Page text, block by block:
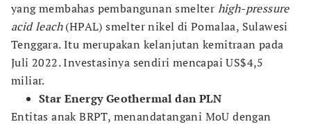
yang membahas pembangunan smelter high-pressure
acid leach(HPAL) smelter nikel di Pomalaa, Sulawesi
Tenggara. Itu merupakan kelanjutan kemitraan pada
Juli 2022. Investasinya sendiri mencapai US$4,5
miliar.
Star Energy Geothermal dan PLN
Entitas anak BRPT, menandatangani MoU dengan